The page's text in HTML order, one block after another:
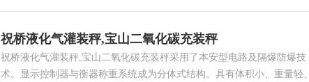
祝桥液化气灌装秤,宝山二氧化碳充装秤
祝桥液化气灌装秤,宝山二氧化碳充装秤采用了本安型电路及隔爆防爆技
术。显示控制器与衡器称重系统成为分体式结构。具有体积小、重量轻、